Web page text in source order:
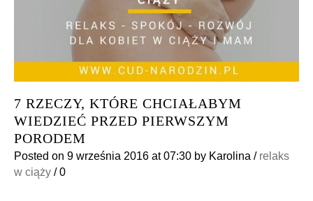
7 RZECZY, KTÓRE CHCIAŁABYM
WIEDZIEĆ PRZED PIERWSZYM
PORODEM
Posted on 9 września 2016 at 07:30 by Karolina / relaks
w ciąży /0